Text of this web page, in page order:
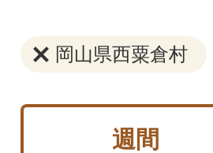
岡山県西粟倉村
週間